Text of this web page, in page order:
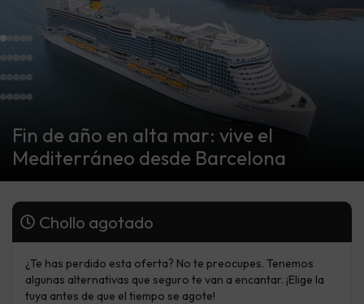
Fin de año en alta mar: vive el
Mediterráneo desde Barcelona
Chollo agotado
¿Te has perdido esta oferta? No te preocupes. Tenemos
algunas alternativas que seguro te van a encantar. ¡Elige la
tuya antes de que el tiempo se agote!